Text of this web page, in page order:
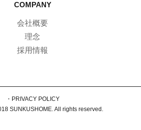
COMPANY
会社概要
理念
採用情報
SUNKUSHOME. All rights reserved.
・PRIVACY POLICY